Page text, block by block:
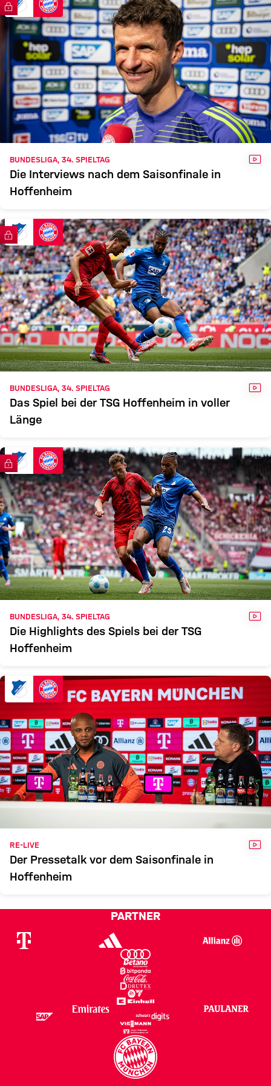
TSG
FCB
Zum Spielbericht
FC Bayern TV PLUS
BUNDESLIGA, 34. SPIELTAG
Die Interviews nach dem Saisonfinale in
Hoffenheim
FC Bayern TV PLUS
BUNDESLIGA, 34. SPIELTAG
Das Spiel bei der TSG Hoffenheim in voller
Länge
FC Bayern TV PLUS
BUNDESLIGA, 34. SPIELTAG
Die Highlights des Spiels bei der TSG
Hoffenheim
RE-LIVE
Der Pressetalk vor dem Saisonfinale in
Hoffenheim
PARTNER